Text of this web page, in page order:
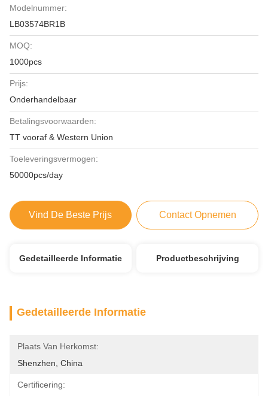
Modelnummer:
LB03574BR1B
MOQ:
1000pcs
Prijs:
Onderhandelbaar
Betalingsvoorwaarden:
TT vooraf & Western Union
Toeleveringsvermogen:
50000pcs/day
Vind De Beste Prijs Contact Opnemen
Gedetailleerde Informatie Productbeschrijving
Gedetailleerde Informatie
Plaats Van Herkomst:
Shenzhen, China
Certificering: